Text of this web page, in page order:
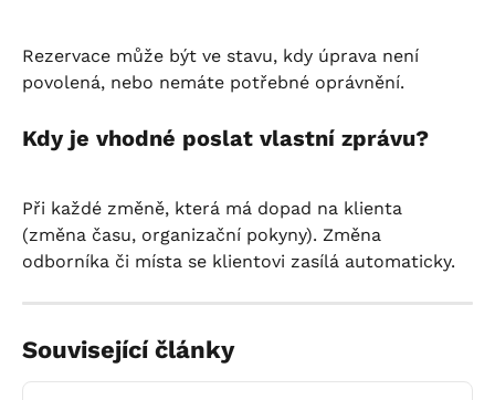
Rezervace může být ve stavu, kdy úprava není
povolená, nebo nemáte potřebné oprávnění.
Kdy je vhodné poslat vlastní zprávu?
Při každé změně, která má dopad na klienta
(změna času, organizační pokyny). Změna
odborníka či místa se klientovi zasílá automaticky.
Související články